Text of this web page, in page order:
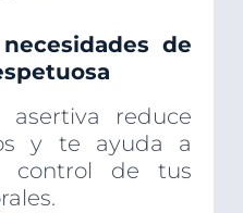
de
asertiva reduce
y te ayuda a
control de tus